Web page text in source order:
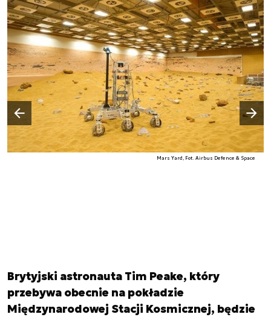
Mars Yard, Fot. Airbus Defence & Space
Poprzedni slajd
Następny slajd
Brytyjski astronauta Tim Peake, który
przebywa obecnie na pokładzie
Międzynarodowej Stacji Kosmicznej, będzie